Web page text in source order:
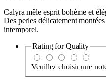
Calyra mêle esprit bohème et
Des perles délicatement
intemporel.
Rating forQuality
Veuillez choisir une